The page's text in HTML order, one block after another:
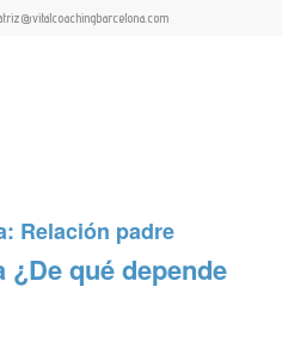
Relación padre
qué depende